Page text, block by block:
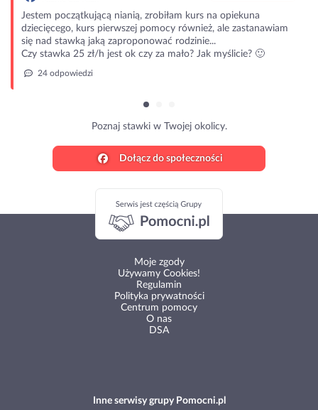
Jestem początkującą nianią, zrobiłam kurs na opiekuna
dziecięcego, kurs pierwszej pomocy również, ale zastanawiam
się nad stawką jaką zaproponować rodzinie...
Czy stawka 25 zł/h jest ok czy za mało? Jak myślicie? 🙂
24 odpowiedzi
Poznaj stawki w Twojej okolicy.
Dołącz do społeczności
Moje zgody
Używamy Cookies!
Regulamin
Polityka prywatności
Centrum pomocy
O nas
DSA
Inne serwisy grupy Pomocni.pl